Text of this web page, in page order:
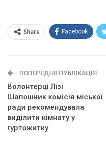
Share Facebook
ПОПЕРЕДНЯ ПУБЛІКАЦІЯ
Волонтерці Лізі
Шапошник комісія міської
ради рекомендувала
виділити кімнату у
гуртожитку